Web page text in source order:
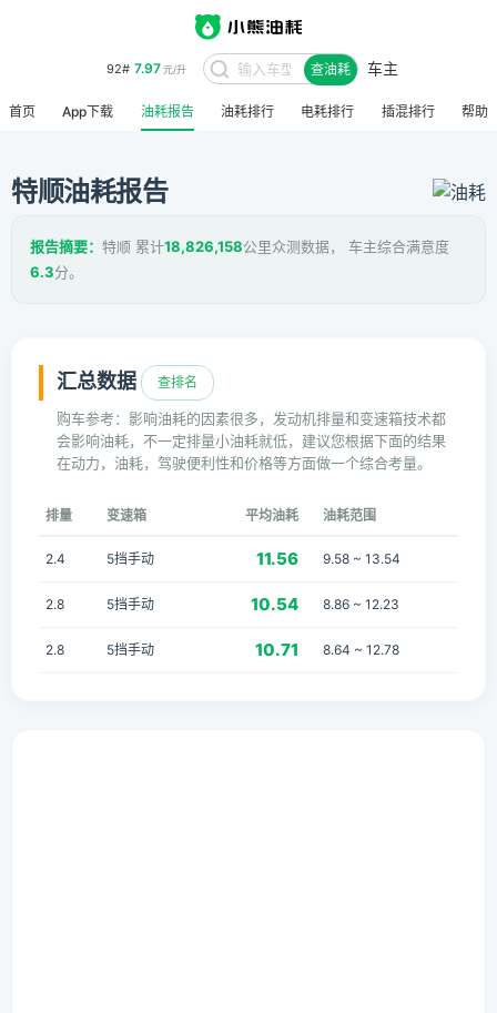
92# 7.97元/升 查油耗 车主
首页 App下载 油耗报告 油耗排行 电耗排行 插混排行 帮助
特顺油耗报告
报告摘要： 特顺 累计18,826,158公里众测数据， 车主综合满意度
6.3分。
汇总数据 查排名
购车参考：影响油耗的因素很多，发动机排量和变速箱技术都
会影响油耗，不一定排量小油耗就低，建议您根据下面的结果
在动力，油耗，驾驶便利性和价格等方面做一个综合考量。
排量 变速箱 平均油耗 油耗范围
2.4 5挡手动 11.56 9.58 ~ 13.54
2.8 5挡手动 10.54 8.86 ~ 12.23
2.8 5挡手动 10.71 8.64 ~ 12.78